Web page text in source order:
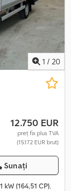
1 / 20
12.750 EUR
preț fix plus TVA
(15.172 EUR brut)
Sunați
kW (164,51 CP),